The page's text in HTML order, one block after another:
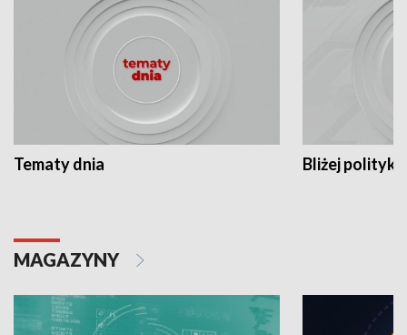
Tematy dnia Bliżej polityki
MAGAZYNY